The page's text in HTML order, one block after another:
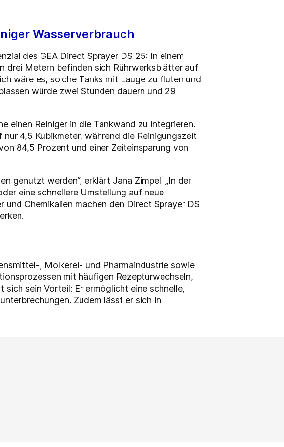
Wasserverbrauch
des GEA Direct Sprayer DS 25: In einem
drei Metern befinden sich Rührwerksblätter auf
wäre es, solche Tanks mit Lauge zu fluten und
würde zwei Stunden dauern und 29
einen Reiniger in die Tankwand zu integrieren.
4,5 Kubikmeter, während die Reinigungszeit
84,5 Prozent und einer Zeiteinsparung von
genutzt werden“, erklärt Jana Zimpel. „In der
eine schnellere Umstellung auf neue
und Chemikalien machen den Direct Sprayer DS
, Molkerei- und Pharmaindustrie sowie
mit häufigen Rezepturwechseln,
sein Vorteil: Er ermöglicht eine schnelle,
Zudem lässt er sich in